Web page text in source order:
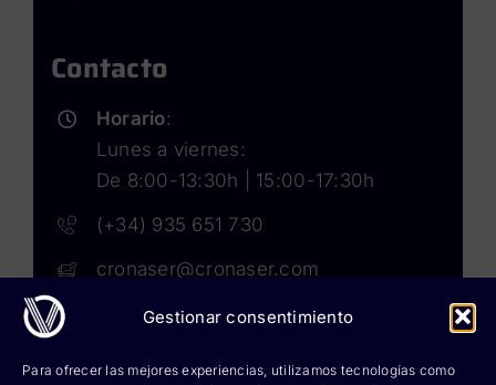
Gestionar consentimiento
Para ofrecer las mejores experiencias, utilizamos tecnologías como
Contacto
Horario:
Lunes a viernes:
De 8:00-13:30h | 15:00-17:30h
(+34) 935 651 730
cronaser@cronaser.com